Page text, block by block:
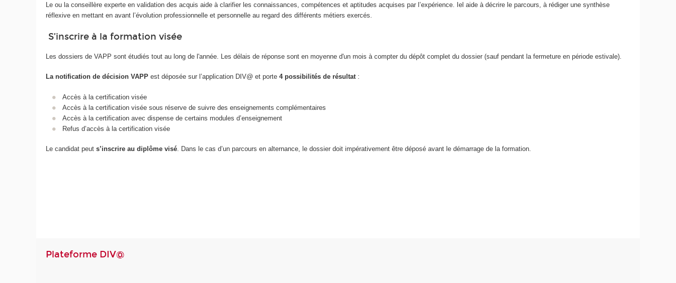
Le ou la conseillère experte en validation des acquis aide à clarifier les connaissances, compétences et aptitudes acquises par l’expérience. Iel aide à décrire le parcours, à rédiger une synthèse
réflexive en mettant en avant l’évolution professionnelle et personnelle au regard des différents métiers exercés.
S’inscrire à la formation visée
Les dossiers de VAPP sont étudiés tout au long de l'année. Les délais de réponse sont en moyenne d'un mois à compter du dépôt complet du dossier (sauf pendant la fermeture en période estivale).
La notification de décision VAPP est déposée sur l’application DIV@ et porte4 possibilités de résultat:
Accès à la certification visée
Accès à la certification visée sous réserve de suivre des enseignements complémentaires
Accès à la certification avec dispense de certains modules d’enseignement
Refus d’accès à la certification visée
Le candidat peuts’inscrire au diplôme visé. Dans le cas d’un parcours en alternance, le dossier doit impérativement être déposé avant le démarrage de la formation.
Plateforme DIV@